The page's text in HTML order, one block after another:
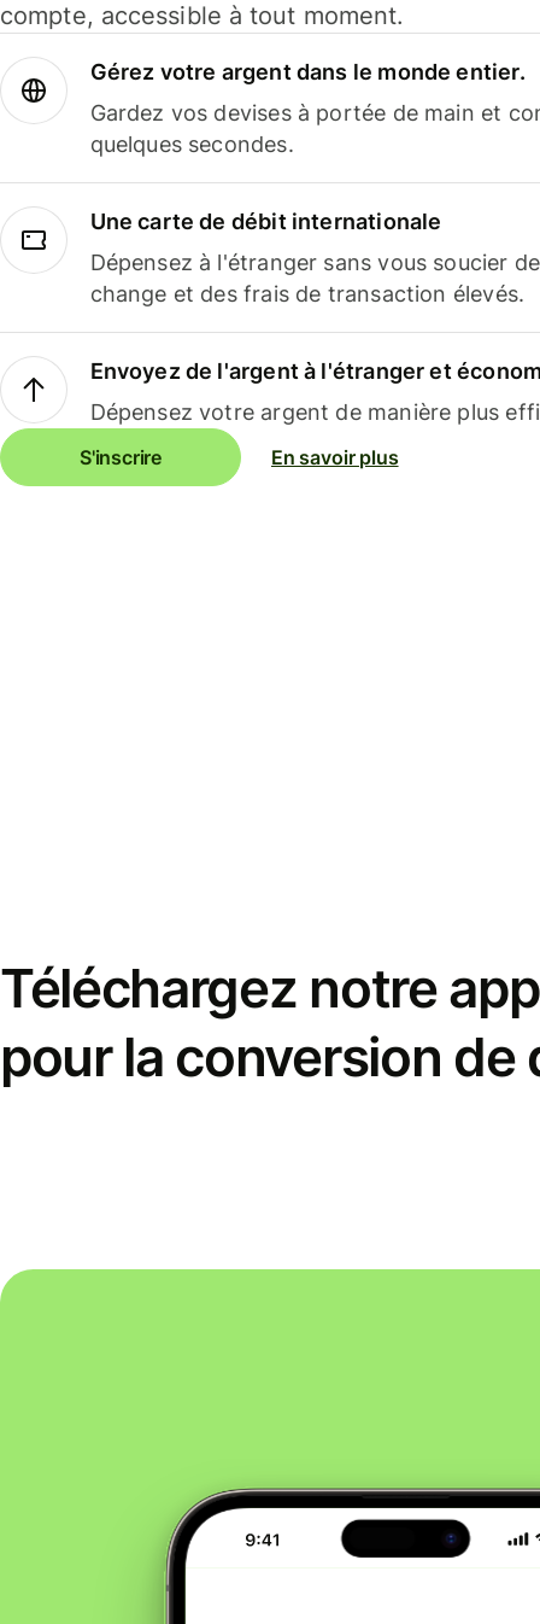
compte, accessible à tout moment.
Gérez votre argent dans le monde entier.
Gardez vos devises à portée de main et
quelques secondes.
Une carte de débit internationale
Dépensez à l'étranger sans vous soucier
change et des frais de transaction élevés.
Envoyez de l'argent à l'étranger et
Dépensez votre argent de manière plus
S'inscrire En savoir plus
Téléchargez notre
pour la conversion de